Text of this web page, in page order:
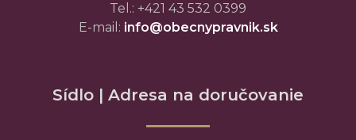
Tel.: +421 43 532 0399
E-mail: info@obecnypravnik.sk
Sídlo | Adresa na doručovanie